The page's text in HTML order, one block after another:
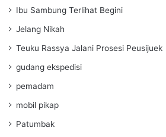
Ibu Sambung Terlihat Begini
Jelang Nikah
Teuku Rassya Jalani Prosesi Peusijuek
gudang ekspedisi
pemadam
mobil pikap
Patumbak